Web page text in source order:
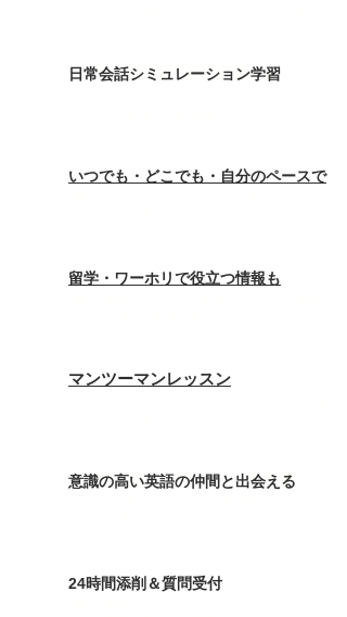
​日常会話シミュレーション学習
​いつでも・どこでも・自分のペースで
留学・ワーホリで役立つ情報も
マンツーマンレッスン
​意識の高い英語の仲間と出会える
​24時間添削＆質問受付